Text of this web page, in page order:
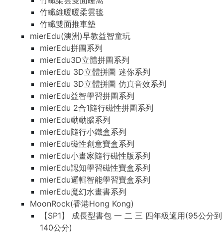
竹纖維暖暖柔雲毯
竹纖雙面推車墊
mierEdu(澳洲)早教益智童玩
mierEdu拼圖系列
mierEdu3D立體拼圖系列
mierEdu 3D立體拼圖 迷你系列
mierEdu 3D立體拼圖 仿真音效系列
mierEdu益智學習拼圖系列
mierEdu 2合1隨行磁性拼圖系列
mierEdu動動腦系列
mierEdu隨行小鐵盒系列
mierEdu磁性創意寶盒系列
mierEdu小畫家隨行磁性版系列
mierEdu認知學習磁性寶盒系列
mierEdu邏輯智能學習寶盒系列
mierEdu魔幻水畫書系列
MoonRock(香港Hong Kong)
【SP1】 成長型書包 一 二 三 四年級適用(95公分到
140公分)